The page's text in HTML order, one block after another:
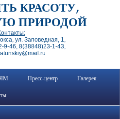
КРАСОТУ,
ПРИРОДОЙ
ул. Заповедная, 1,
9-46, 8(38848)23-1-43,
Пресс-центр Галерея